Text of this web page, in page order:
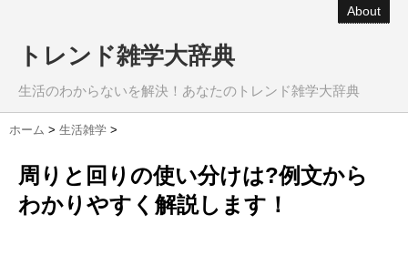
About
トレンド雑学大辞典
生活のわからないを解決！あなたのトレンド雑学大辞典
ホーム > 生活雑学 >
周りと回りの使い分けは?例文から
わかりやすく解説します！